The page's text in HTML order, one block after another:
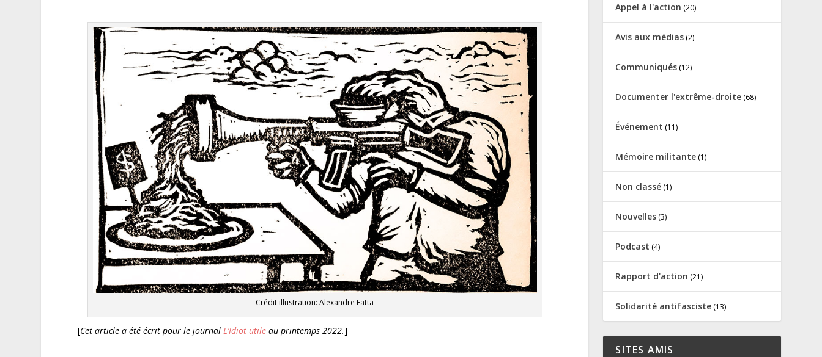
Crédit illustration: Alexandre Fatta
[Cet article a été écrit pour le journalL’Idiot utile au printemps 2022.]
Appel à l'action (20)
Avis aux médias (2)
Communiqués (12)
Documenter l'extrême-droite (68)
Événement (11)
Mémoire militante (1)
Non classé (1)
Nouvelles (3)
Podcast (4)
Rapport d'action (21)
Solidarité antifasciste (13)
SITES AMIS